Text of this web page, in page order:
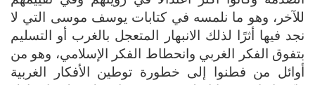
للآخر، وهو ما نلمسه في كتابات يوسف موسى التي لا
نجد فيها أثرًا لذلك الانبهار المتعجل بالغرب أو التسليم
بتفوق الفكر الغربي وانحطاط الفكر الإسلامي، وهو من
أوائل من فطنوا إلى خطورة توطين الأفكار الغربية